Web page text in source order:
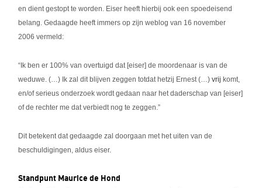
en dient gestopt te worden. Eiser heeft hierbij ook een spoedeisend
belang. Gedaagde heeft immers op zijn weblog van 16 november
2006 vermeld:
“Ik ben er 100% van overtuigd dat [eiser] de moordenaar is van de
weduwe. (…) Ik zal dit blijven zeggen totdat hetzij Ernest (…)vrij komt,
en/of serieus onderzoek wordt gedaan naar het daderschap van [eiser]
of de rechter me dat verbiedt nog te zeggen.”
Dit betekent dat gedaagde zal doorgaan met het uiten van de
beschuldigingen, aldus eiser.
Standpunt Maurice de Hond